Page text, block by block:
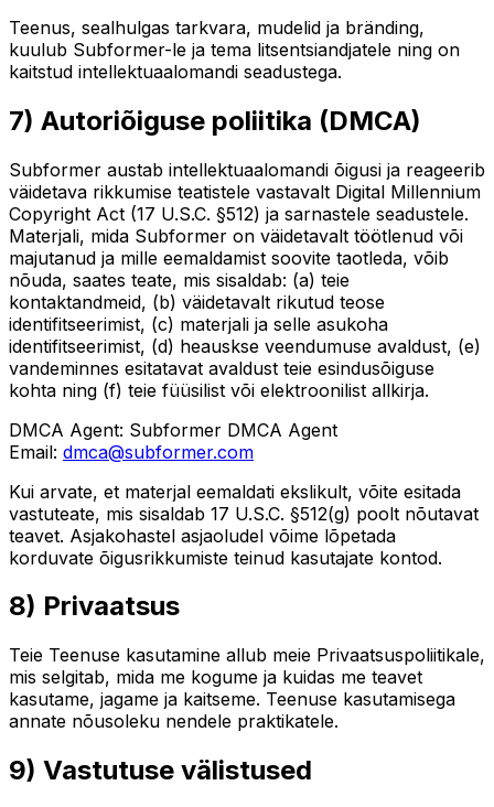
Teenus, sealhulgas tarkvara, mudelid ja bränding,
kuulub Subformer-le ja tema litsentsiandjatele ning on
kaitstud intellektuaalomandi seadustega.
7) Autoriõiguse poliitika (DMCA)
Subformer austab intellektuaalomandi õigusi ja reageerib
väidetava rikkumise teatistele vastavalt Digital Millennium
Copyright Act (17 U.S.C. §512) ja sarnastele seadustele.
Materjali, mida Subformer on väidetavalt töötlenud või
majutanud ja mille eemaldamist soovite taotleda, võib
nõuda, saates teate, mis sisaldab: (a) teie
kontaktandmeid, (b) väidetavalt rikutud teose
identifitseerimist, (c) materjali ja selle asukoha
identifitseerimist, (d) heauskse veendumuse avaldust, (e)
vandeminnes esitatavat avaldust teie esindusõiguse
kohta ning (f) teie füüsilist või elektroonilist allkirja.
DMCA Agent: Subformer DMCA Agent
Email: dmca@subformer.com
Kui arvate, et materjal eemaldati ekslikult, võite esitada
vastuteate, mis sisaldab 17 U.S.C. §512(g) poolt nõutavat
teavet. Asjakohastel asjaoludel võime lõpetada
korduvate õigusrikkumiste teinud kasutajate kontod.
8) Privaatsus
Teie Teenuse kasutamine allub meie Privaatsuspoliitikale,
mis selgitab, mida me kogume ja kuidas me teavet
kasutame, jagame ja kaitseme. Teenuse kasutamisega
annate nõusoleku nendele praktikatele.
9) Vastutuse välistused